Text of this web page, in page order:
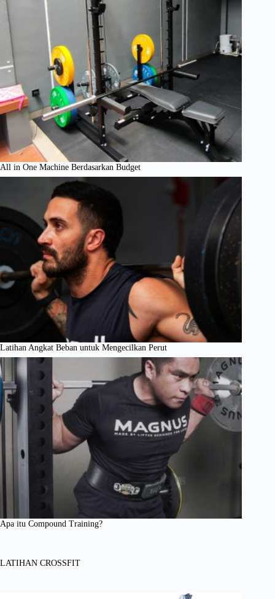
All in One Machine Berdasarkan Budget
Latihan Angkat Beban untuk Mengecilkan Perut
Apa itu Compound Training?
LATIHAN CROSSFIT